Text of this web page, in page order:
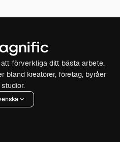
förverkliga ditt bästa arbete.
bland kreatörer, företag, byråer